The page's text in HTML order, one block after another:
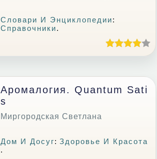
Словари И Энциклопедии:
Справочники.
Аромалогия. Quantum Sati
S
Миргородская Светлана
Дом И Досуг:Здоровье И Красота
.